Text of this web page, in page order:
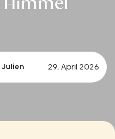
Julien 29. April 2026